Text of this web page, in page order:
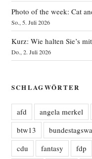
Photo of the week: Cat
So., 5. Juli 2026
Kurz: Wie halten Sie’s
Do., 2. Juli 2026
SCHLAGWÖRTER
afd angela merkel
btw13
cdu
fantasy fdp